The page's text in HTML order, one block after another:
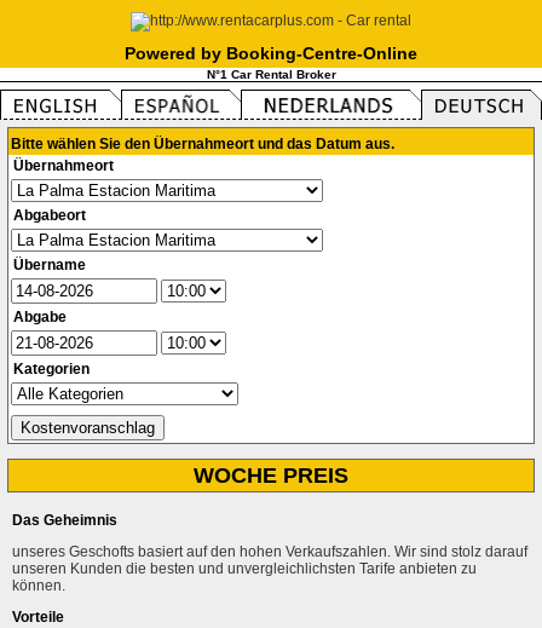
Powered by Booking-Centre-Online
N°1 Car Rental Broker
Bitte wählen Sie den Übernahmeort und das Datum aus.
Übernahmeort
Abgabeort
Übername
Abgabe
Kategorien
WOCHE PREIS
Das Geheimnis
unseres Geschofts basiert auf den hohen Verkaufszahlen. Wir sind stolz darauf
unseren Kunden die besten und unvergleichlichsten Tarife anbieten zu
können.
Vorteile